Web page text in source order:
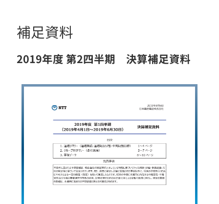
補足資料
2019年度 第2四半期 決算補足資料